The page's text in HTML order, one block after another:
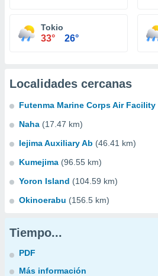
Tokio
33° 26°
Localidades cercanas
Futenma Marine Corps Air Facility
Naha (17.47 km)
Iejima Auxiliary Ab (46.41 km)
Kumejima (96.55 km)
Yoron Island (104.59 km)
Okinoerabu (156.5 km)
Tiempo...
PDF
Más información